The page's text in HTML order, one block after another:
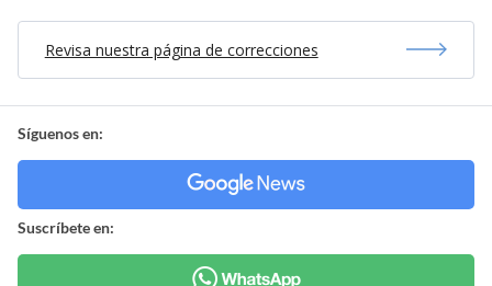
Revisa nuestra página de correcciones
Síguenos en:
Suscríbete en: